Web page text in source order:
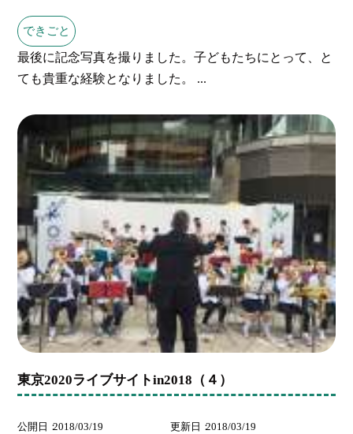
できごと
最後に記念写真を撮りました。子どもたちにとって、と
ても貴重な経験となりました。 ...
東京2020ライブサイトin2018（４）
公開日 2018/03/19 更新日 2018/03/19